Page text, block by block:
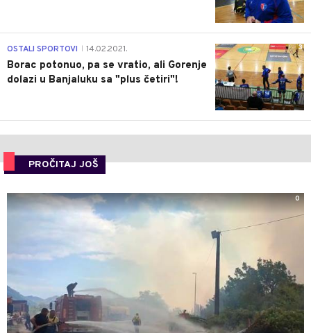
3
OSTALI SPORTOVI 14.02.2021.
Borac potonuo, pa se vratio, ali Gorenje
dolazi u Banjaluku sa "plus četiri"!
PROČITAJ JOŠ
0